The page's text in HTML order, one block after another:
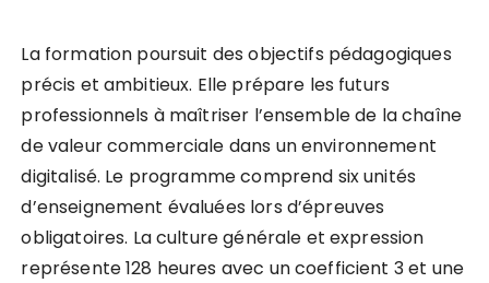
La formation poursuit des objectifs pédagogiques
précis et ambitieux. Elle prépare les futurs
professionnels à maîtriser l’ensemble de la chaîne
de valeur commerciale dans un environnement
digitalisé. Le programme comprend six unités
d’enseignement évaluées lors d’épreuves
obligatoires. La culture générale et expression
représente 128 heures avec un coefficient 3 et une